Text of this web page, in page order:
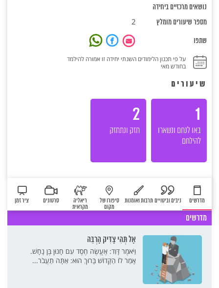
נושאים מרכזיים ביחידה
מספר שיעורים מומלץ
2
שתפו
על פי תכנון הלימודים השנתי יחידה זו אמורה להילמד
בחודש מאי
שיעורים
1
באו לנחם ונשארו
להילחם
2
חזק ונתחזק
מדרשים ניבים וביטויים תרבות ואומנות
סיפורו של
מקום
ריאליה
מקראית
סרטונים ציר זמן
מדרשים
אַל תְּהִי צַדִּיק הַרְבֵּה
וַיֹּאמֶר דָּוִד: אֶעֱשֶׂה חֶסֶד עִם חָנוּן בֶּן נָחָשׁ.
אָמַר לוֹ הַקָּדוֹשׁ בָּרוּךְ הוּא: אַתָּה תַעֲבֹר...